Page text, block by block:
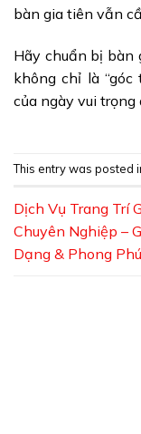
bàn gia tiên vẫn
Hãy chuẩn bị bàn
không chỉ là
của ngày vui
This entry was posted
Dịch Vụ Trang Trí
Chuyên Nghiệp –
Dạng & Phong Phú